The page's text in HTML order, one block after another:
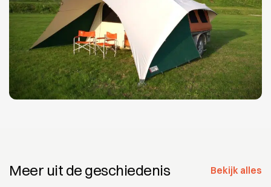
Meer uit de geschiedenis Bekijk alles